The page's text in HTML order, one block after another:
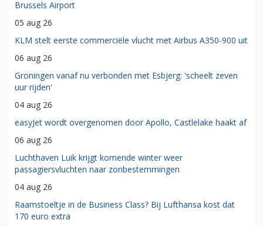
Brussels Airport
05 aug 26
KLM stelt eerste commerciële vlucht met Airbus A350-900 uit
06 aug 26
Groningen vanaf nu verbonden met Esbjerg: 'scheelt zeven
uur rijden'
04 aug 26
easyJet wordt overgenomen door Apollo, Castlelake haakt af
06 aug 26
Luchthaven Luik krijgt komende winter weer
passagiersvluchten naar zonbestemmingen
04 aug 26
Raamstoeltje in de Business Class? Bij Lufthansa kost dat
170 euro extra